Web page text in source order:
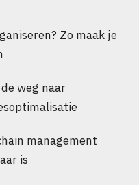
Zo maak je
weg naar
management
is